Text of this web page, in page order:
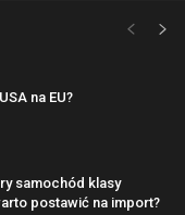
na EU?
samochód klasy
postawić na import?